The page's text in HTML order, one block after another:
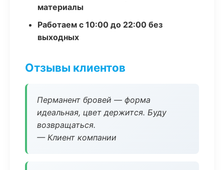
материалы
Работаем с 10:00 до 22:00 без
выходных
Отзывы клиентов
Перманент бровей — форма
идеальная, цвет держится. Буду
возвращаться.
— Клиент компании